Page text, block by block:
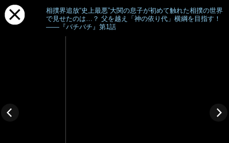
相撲界追放“史上最悪”大関の息子が初めて触れた相撲の世界
で見せたのは…？ 父を越え「神の依り代」横綱を目指す！
――『バチバチ』第1話